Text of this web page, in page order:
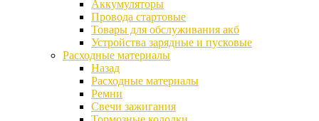
Аккумуляторы
Провода стартовые
Товары для обслуживания акб
Устройства зарядные и пусковые
Расходные материалы
Назад
Расходные материалы
Ремни
Свечи зажигания